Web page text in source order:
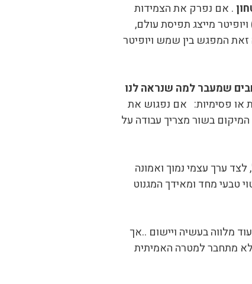
. אם נפרק את הצמידות
מייצג תפיסת עולם,
זאת המפגש בין שמש ויופיטר
שמעבר למה שנראה לנו
או פסימיות: אם נפגוש את
בשור מצריך עבודה על
ערך עצמי נמוך ואמונה
טבעי מחד ומאידך המגנוט
מלווה בעשיה ויישום ..אך
מתחבר למטרה האמיתית